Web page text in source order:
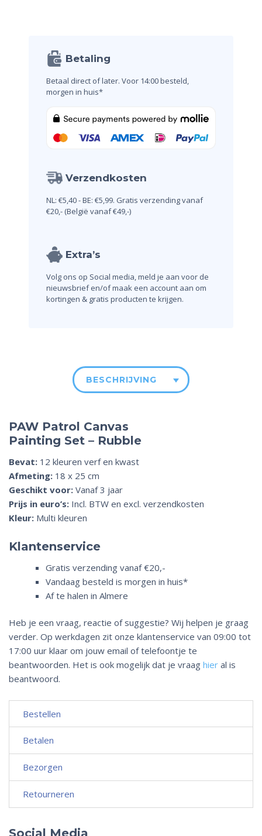
Betaling
Betaal direct of later. Voor 14:00 besteld,
morgen in huis*
Verzendkosten
NL: €5,40 - BE: €5,99. Gratis verzending vanaf
€20,- (België vanaf €49,-)
Extra’s
Volg ons op Social media, meld je aan voor de
nieuwsbrief en/of maak een account aan om
kortingen & gratis producten te krijgen.
BESCHRIJVING
PAW Patrol Canvas
Painting Set – Rubble
Bevat: 12 kleuren verf en kwast
Afmeting: 18 x 25 cm
Geschikt voor: Vanaf 3 jaar
Prijs in euro’s: Incl. BTW en excl. verzendkosten
Kleur: Multi kleuren
Klantenservice
Gratis verzending vanaf €20,-
Vandaag besteld is morgen in huis*
Af te halen in Almere
Heb je een vraag, reactie of suggestie? Wij helpen je graag
verder. Op werkdagen zit onze klantenservice van 09:00 tot
17:00 uur klaar om jouw email of telefoontje te
beantwoorden. Het is ook mogelijk dat je vraag hier al is
beantwoord.
Bestellen
Betalen
Bezorgen
Retourneren